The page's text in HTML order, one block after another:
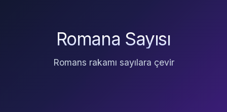
Romana Sayısı
Romans rakamı sayılara çevir